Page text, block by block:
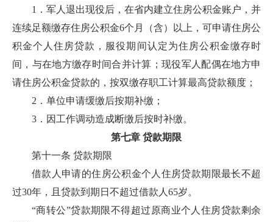
1．军人退出现役后，在省内建立住房公积金账户，并
连续足额缴存住房公积金6个月（含）以上，可申请住房公
积金个人住房贷款，服役期间认定为住房公积金缴存时
间，与在地方缴存时间合并计算；现役军人配偶在地方申
请住房公积金贷款的，按双缴存职工计算最高贷款额度；
2．单位申请缓缴后按期补缴；
3．因工作调动造成断缴后按时补缴。
第七章 贷款期限
第十一条 贷款期限
借款人申请的住房公积金个人住房贷款期限最长不超
过30年，且贷款到期日不超过借款人65岁。
“商转公”贷款期限不得超过原商业个人住房贷款剩余